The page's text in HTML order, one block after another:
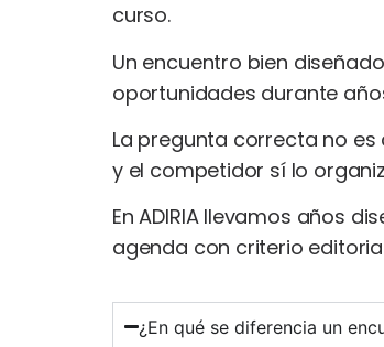
curso.
Un encuentro bien
oportunidades durante
La pregunta correcta no
y el competidor sí lo
En ADIRIA llevamos años
agenda con criterio
¿En qué se diferencia un